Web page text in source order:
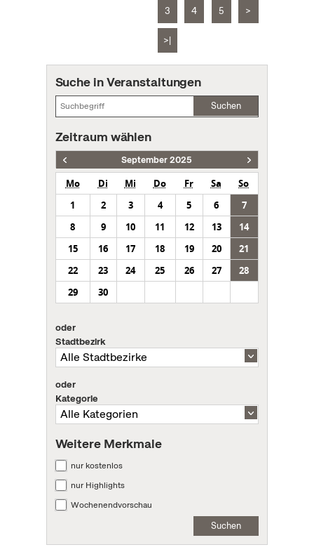
3 4 5 >
>|
Suche in Veranstaltungen
Suchen
Zeitraum wählen
September 2025
Mo Di Mi Do Fr Sa
So
1
2 3 4 5 6
7
8
9 10 11 12 13
14
15
16 17 18 19 20
21
22
23 24 25 26 27
28
29
30
oder
Stadtbezirk
oder
Kategorie
Weitere Merkmale
nur kostenlos
nur Highlights
Wochenendvorschau
Suchen